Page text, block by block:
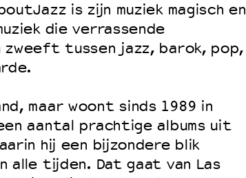
vrijheid – VNPF
is zijn muziek magisch en
die verrassende
zweeft tussen jazz, barok, pop,
maar woont sinds 1989 in
aantal prachtige albums uit
hij een bijzondere blik
alle tijden. Dat gaat van Las